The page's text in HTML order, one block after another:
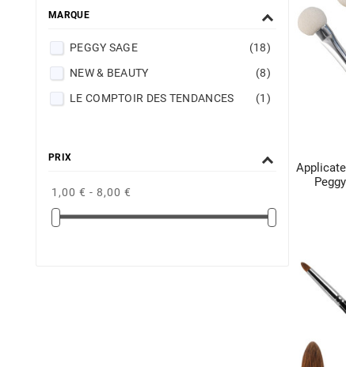
MARQUE
PEGGY SAGE
(18)
NEW & BEAUTY
(8)
LE COMPTOIR DES TENDANCES
(1)
PRIX
1,00 € - 8,00 €
